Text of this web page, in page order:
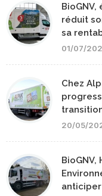
réduit
sa
01/07/
Chez
20/05/